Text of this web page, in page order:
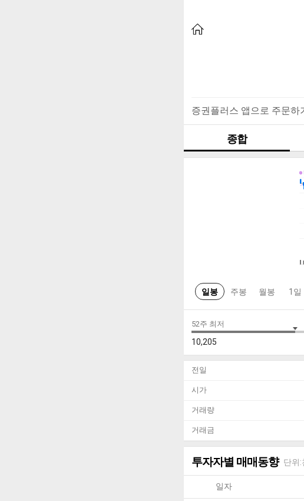
증권플러스 앱으로 주문하
종합
일봉 주봉 월봉 1일
52주 최저
10,205
전일
시가
거래량
거래금
투자자별 매매동향 단위:
일자